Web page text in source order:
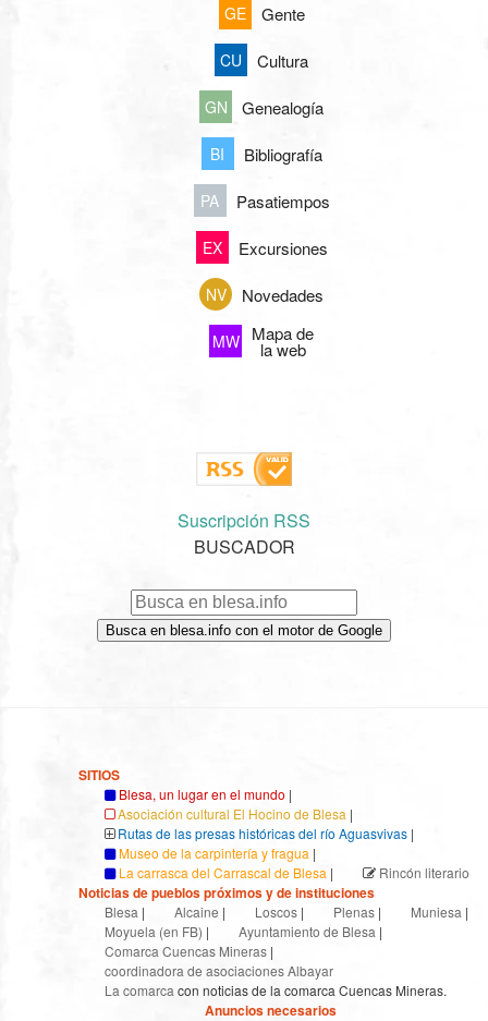
GE Gente
CU Cultura
GN Genealogía
BI Bibliografía
PA Pasatiempos
EX Excursiones
NV Novedades
MW Mapa de
la web
Suscripción RSS
BUSCADOR
Busca en blesa.info con el motor de Google
SITIOS
Blesa, un lugar en el mundo |
Asociación cultural El Hocino de Blesa |
Rutas de las presas históricas del río Aguasvivas |
Museo de la carpintería y fragua |
La carrasca del Carrascal de Blesa | Rincón literario
Noticias de pueblos próximos y de instituciones
Blesa | Alcaine | Loscos | Plenas | Muniesa |
Moyuela (en FB) | Ayuntamiento de Blesa |
Comarca Cuencas Mineras |
coordinadora de asociaciones Albayar
La comarca con noticias de la comarca Cuencas Mineras.
Anuncios necesarios